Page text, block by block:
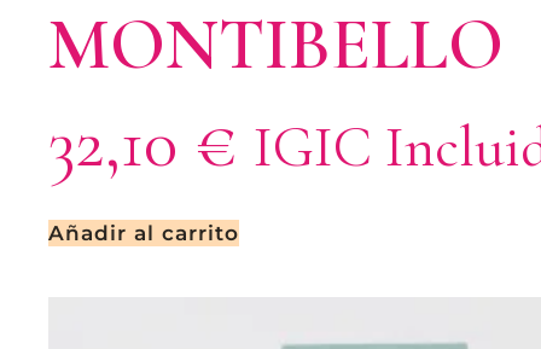
MONTIBELLO
32,10 € IGIC
Añadir al carrito